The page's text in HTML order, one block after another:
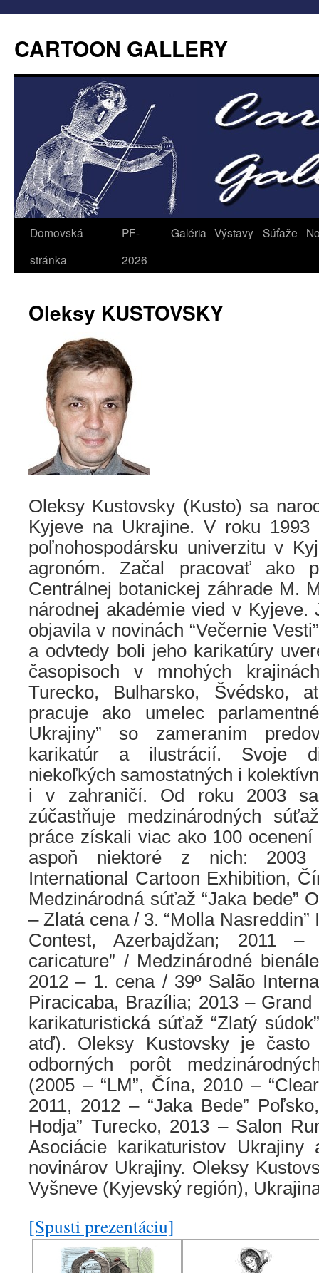
CARTOON GALLERY
Domovská
stránka
PF-
2026
Galéria Výstavy Súťaže
Oleksy KUSTOVSKY
Oleksy Kustovsky (Kusto) sa
Kyjeve na Ukrajine. V roku 1993
poľnohospodársku univerzitu v
agronóm. Začal pracovať ako
Centrálnej botanickej záhrade M.
národnej akadémie vied v Kyjeve.
objavila v novinách “Večernie
a odvtedy boli jeho karikatúry
časopisoch v mnohých
Turecko, Bulharsko, Švédsko,
pracuje ako umelec
Ukrajiny” so zameraním
karikatúr a ilustrácií. Svoje
niekoľkých samostatných i
i v zahraničí. Od roku 2003 sa
zúčastňuje medzinárodných
práce získali viac ako 100
aspoň niektoré z nich:
International Cartoon Exhibition,
Medzinárodná súťaž “Jaka bede”
– Zlatá cena / 3. “Molla
Contest, Azerbajdžan; 2011
caricature” / Medzinárodné
2012 – 1. cena / 39º Salão
Piracicaba, Brazília; 2013 –
karikaturistická súťaž “Zlatý
atď). Oleksy Kustovsky je
odborných porôt
(2005 – “LM”, Čína, 2010 –
2011, 2012 – “Jaka Bede”
Hodja” Turecko, 2013 – Salon
Asociácie karikaturistov Ukrajiny
novinárov Ukrajiny. Oleksy
Vyšneve (Kyjevský región),
[Spusti prezentáciu]